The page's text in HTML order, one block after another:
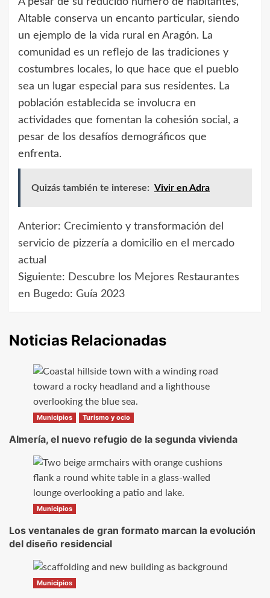
Altable conserva un encanto particular, siendo
un ejemplo de la vida rural en Aragón. La
comunidad es un reflejo de las tradiciones y
costumbres locales, lo que hace que el pueblo
sea un lugar especial para sus residentes. La
población establecida se involucra en
actividades que fomentan la cohesión social, a
pesar de los desafíos demográficos que
enfrenta.
Quizás también te interese: Vivir en Adra
Navegación
de
entradas
Anterior: Crecimiento y transformación del
servicio de pizzería a domicilio en el mercado
actual
Siguiente: Descubre los Mejores Restaurantes
en Bugedo: Guía 2023
Noticias Relacionadas
Municipios Turismo y ocio
Almería, el nuevo refugio de la segunda vivienda
Municipios
Los ventanales de gran formato marcan la evolución
del diseño residencial
Municipios